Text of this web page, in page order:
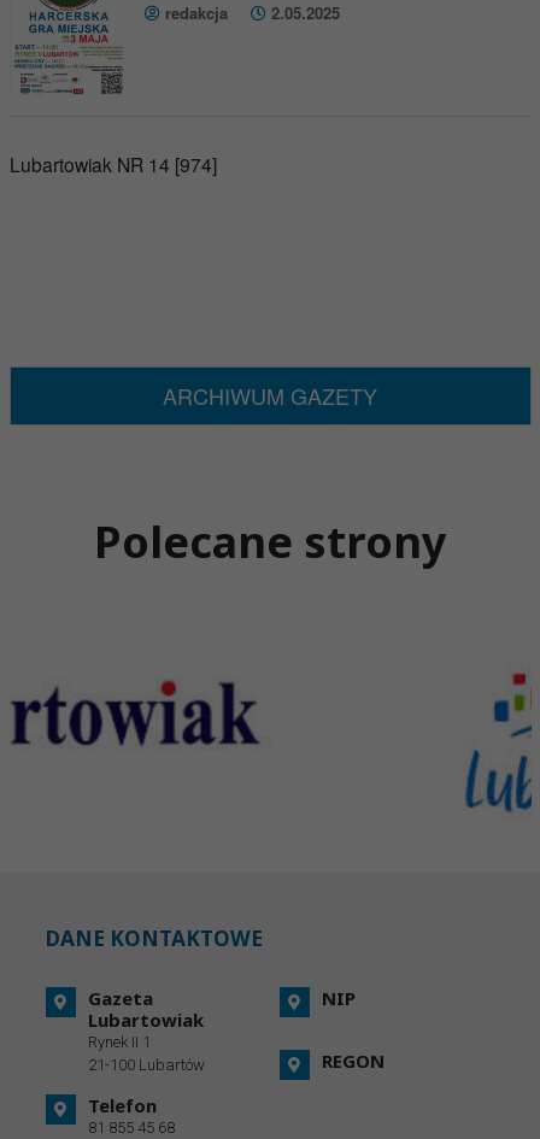
redakcja 2.05.2025
Lubartowiak NR 14 [974]
ARCHIWUM GAZETY
Polecane strony
DANE KONTAKTOWE
Gazeta
Lubartowiak
Rynek II 1
21-100 Lubartów
Telefon
81 855 45 68
NIP
REGON